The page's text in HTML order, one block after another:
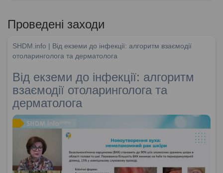
Проведені заходи
SHDM.info | Від екземи до інфекції: алгоритм взаємодії
отоларинголога та дерматолога
Від екземи до інфекції: алгоритм
взаємодії отоларинголога та
дерматолога